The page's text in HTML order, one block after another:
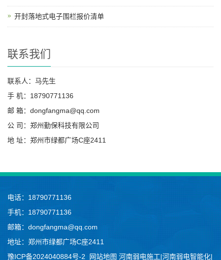
开封落地式电子围栏报价清单
联系我们
联系人：马先生
手 机：18790771136
邮 箱：dongfangma@qq.com
公 司：郑州勤保科技有限公司
地 址：郑州市绿都广场C座2411
电话：18790771136
手机：18790771136
邮箱：dongfangma@qq.com
地址：郑州市绿都广场C座2411
豫ICP备2024040884号-2
网站地图 河南弱电施工|河南弱电智能化|